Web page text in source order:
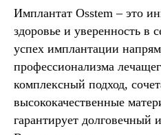
Имплантат Osstem – это
здоровье и уверенность в
успех имплантации
профессионализма
комплексный подход,
высококачественные
гарантирует долговечный